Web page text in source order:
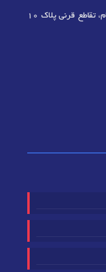
خیابان ولیعصر بالاتر از فرشته، خیابان خیام، تقاطع قرنی پلاک 10